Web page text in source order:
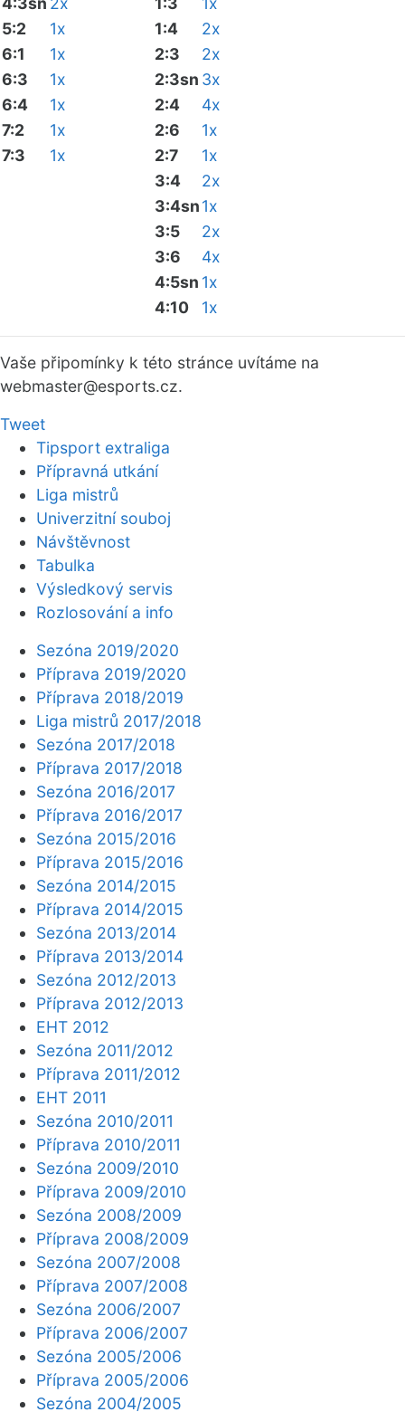
5:2
1x
6:1
1x
6:3
1x
6:4
1x
7:2
1x
7:3
1x
1:4
2x
2:3
2x
2:3sn 3x
2:4
4x
2:6
1x
2:7
1x
3:4
2x
3:4sn1x
3:5
2x
3:6
4x
4:5sn 1x
4:10
1x
Vaše připomínky k této stránce uvítáme na
webmaster@esports.cz.
Tweet
Tipsport extraliga
Přípravná utkání
Liga mistrů
Univerzitní souboj
Návštěvnost
Tabulka
Výsledkový servis
Rozlosování a info
Sezóna 2019/2020
Příprava 2019/2020
Příprava 2018/2019
Liga mistrů 2017/2018
Sezóna 2017/2018
Příprava 2017/2018
Sezóna 2016/2017
Příprava 2016/2017
Sezóna 2015/2016
Příprava 2015/2016
Sezóna 2014/2015
Příprava 2014/2015
Sezóna 2013/2014
Příprava 2013/2014
Sezóna 2012/2013
Příprava 2012/2013
EHT 2012
Sezóna 2011/2012
Příprava 2011/2012
EHT 2011
Sezóna 2010/2011
Příprava 2010/2011
Sezóna 2009/2010
Příprava 2009/2010
Sezóna 2008/2009
Příprava 2008/2009
Sezóna 2007/2008
Příprava 2007/2008
Sezóna 2006/2007
Příprava 2006/2007
Sezóna 2005/2006
Příprava 2005/2006
Sezóna 2004/2005